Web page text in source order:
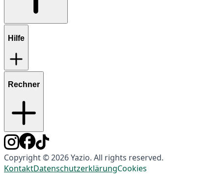
Hilfe
Rechner
Copyright © 2026 Yazio. All rights reserved.
KontaktDatenschutzerklärungCookies